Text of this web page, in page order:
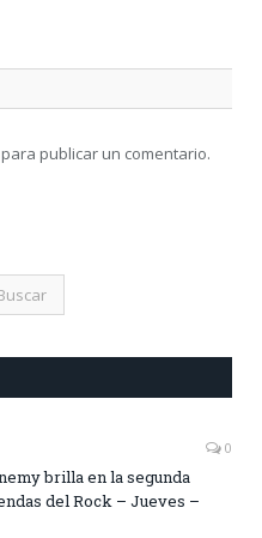
para publicar un comentario.
0
brilla en la segunda
del Rock – Jueves –